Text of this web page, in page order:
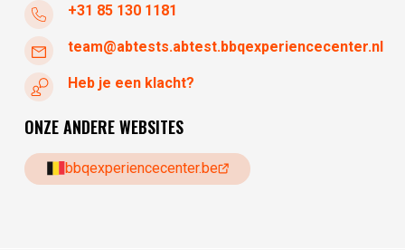
+31 85 130 1181
team@abtests.abtest.bbqexperiencecenter.nl
Heb je een klacht?
ONZE ANDERE WEBSITES
bbqexperiencecenter.be